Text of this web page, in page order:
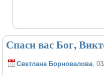
Спаси вас Бог,
Светлана Борновалова,